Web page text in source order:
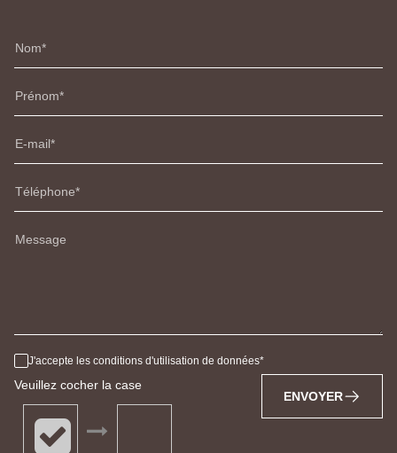
Nom
Prénom
E-mail
Téléphone
Message
J'accepte les conditions d'utilisation de données
Veuillez cocher la case
ENVOYER